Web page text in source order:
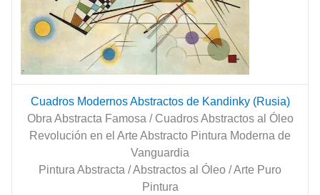
Cuadros Modernos Abstractos de Kandinky (Rusia)
Obra Abstracta Famosa / Cuadros Abstractos al Óleo
Revolución en el Arte Abstracto Pintura Moderna de
Vanguardia
Pintura Abstracta / Abstractos al Óleo / Arte Puro
Pintura